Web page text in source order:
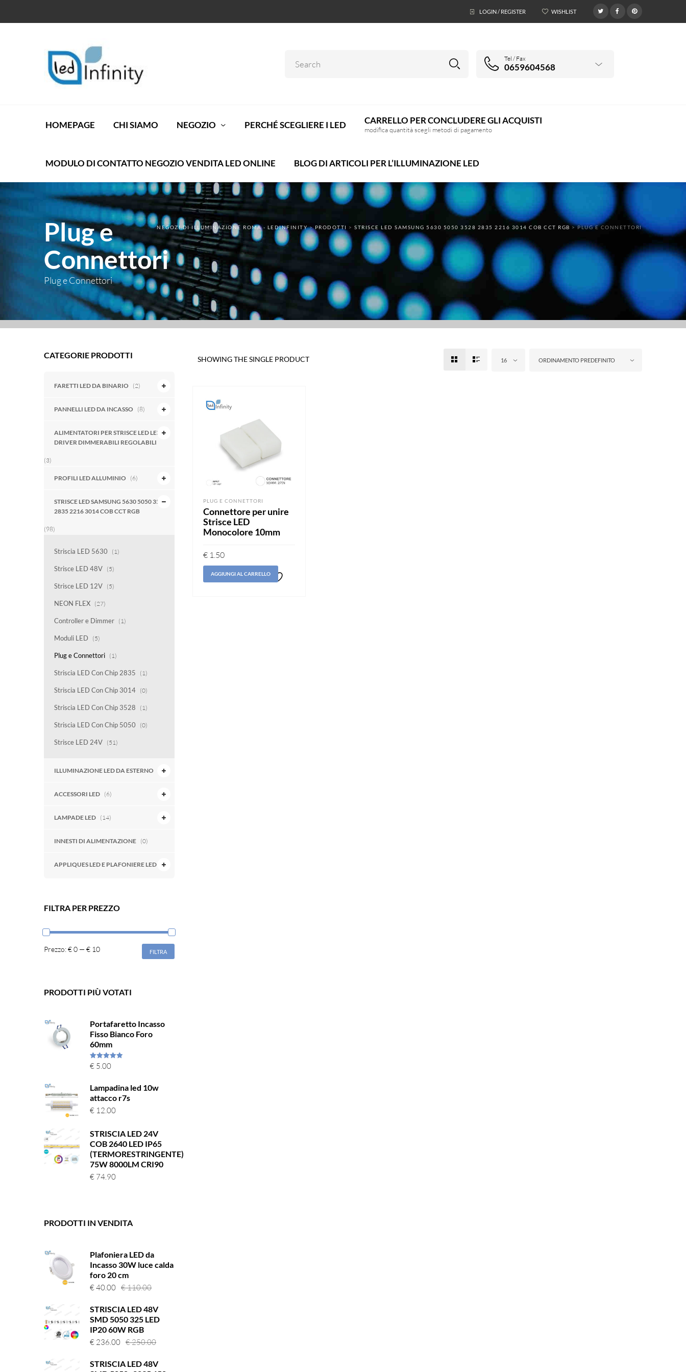
LOGIN / REGISTER WISHLIST
Tel / Fax
0659604568
HOMEPAGE CHI SIAMO NEGOZIO PERCHÉ SCEGLIERE I LED CARRELLO PER CONCLUDERE GLI ACQUISTI
modifica quantità scegli metodi di pagamento
MODULO DI CONTATTO NEGOZIO VENDITA LED ONLINE BLOG DI ARTICOLI PER L’ILLUMINAZIONE LED
NEGOZI DI ILLUMINAZIONE ROMA - LEDINFINITY>PRODOTTI >STRISCE LED SAMSUNG 5630 5050 3528 2835 2216 3014 COB CCT RGB>PLUG E CONNETTORI
Plug e
Connettori
Plug e Connettori
CATEGORIE PRODOTTI
FARETTI LED DA BINARIO (2)
PANNELLI LED DA INCASSO (8)
ALIMENTATORI PER STRISCE LED LED
DRIVER DIMMERABILI REGOLABILI
(3)
PROFILI LED ALLUMINIO (6)
STRISCE LED SAMSUNG 5630 5050 3528
2835 2216 3014 COB CCT RGB
(98)
Striscia LED 5630 (1)
Strisce LED 48V (5)
Strisce LED 12V (5)
NEON FLEX (27)
Controller e Dimmer (1)
Moduli LED (5)
Plug e Connettori (1)
Striscia LED Con Chip 2835 (1)
Striscia LED Con Chip 3014 (0)
Striscia LED Con Chip 3528 (1)
Striscia LED Con Chip 5050 (0)
Strisce LED 24V (51)
ILLUMINAZIONE LED DA ESTERNO (7)
ACCESSORI LED (6)
LAMPADE LED (14)
INNESTI DI ALIMENTAZIONE (0)
APPLIQUES LED E PLAFONIERE LED (6)
FILTRA PER PREZZO
FILTRA
Prezzo:€ 0 —€ 10
PRODOTTI PIÙ VOTATI
Portafaretto Incasso
Fisso Bianco Foro
60mm
Valutato
5.00su 5
€ 5.00
Lampadina led 10w
attacco r7s
€ 12.00
STRISCIA LED 24V
COB 2640 LED IP65
(TERMORESTRINGENTE)
75W 8000LM CRI90
€ 74.90
PRODOTTI IN VENDITA
Plafoniera LED da
Incasso 30W luce calda
foro 20 cm
€110.00Il
originale
era:
€40.00
Il
attuale
è:
STRISCIA LED 48V
SMD 5050 325 LED
IP20 60W RGB
€250.00Il
originale
€ 236.00
Il
attuale
STRISCIA LED 48V
SHOWING THE SINGLE PRODUCT 16 ORDINAMENTO PREDEFINITO
PLUG E CONNETTORI
Connettore per unire
Strisce LED
Monocolore 10mm
€1.50
AGGIUNGI AL CARRELLO